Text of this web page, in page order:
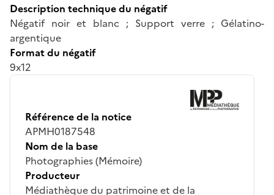
Description technique du négatif
Négatif noir et blanc ; Support verre ; Gélatino-
argentique
Format du négatif
9x12
Référence de la notice
APMH0187548
Nom de la base
Photographies (Mémoire)
Producteur
Médiathèque du patrimoine et de la